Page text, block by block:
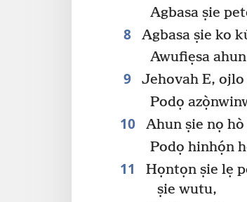
Agbasa ṣie
8
Agbasa ṣie ko
Awufiẹsa
9
Jehovah E,
Podọ
10
Ahun ṣie nọ
Podọ hinhọ́n
11
Họntọn ṣie lẹ
ṣie wutu,